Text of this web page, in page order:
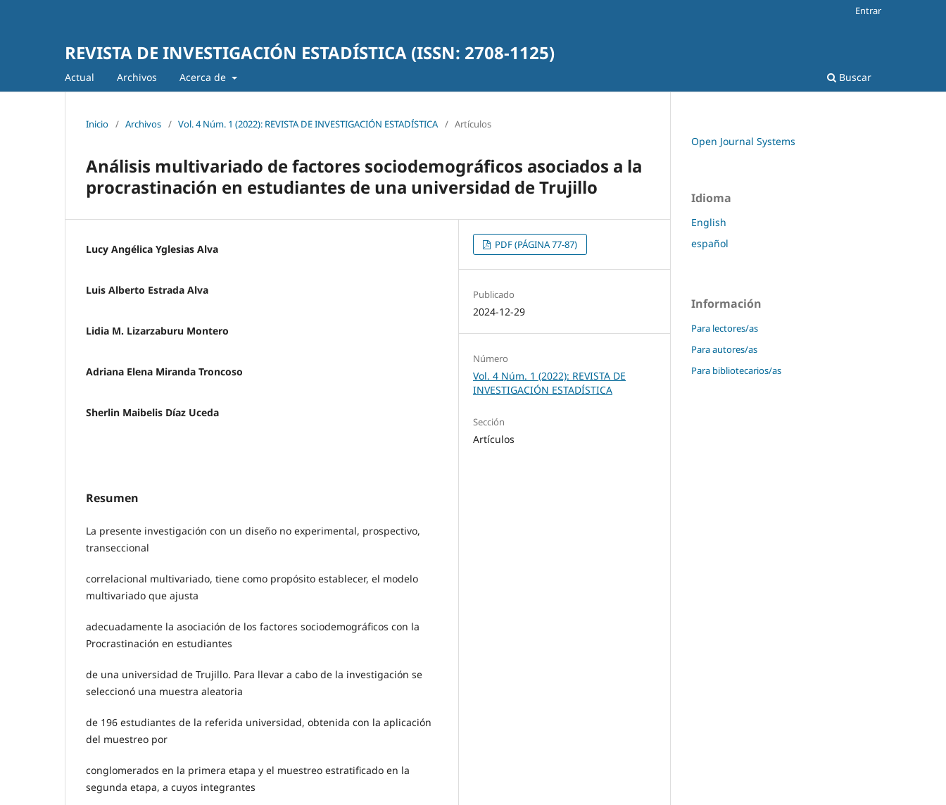
REVISTA DE INVESTIGACIÓN ESTADÍSTICA (ISSN: 2708-1125)
Actual Archivos Acerca de Buscar
Entrar
Inicio / Archivos / Vol. 4 Núm. 1 (2022): REVISTA DE INVESTIGACIÓN ESTADÍSTICA / Artículos
Análisis multivariado de factores sociodemográficos asociados a la
procrastinación en estudiantes de una universidad de Trujillo
Lucy Angélica Yglesias Alva
Luis Alberto Estrada Alva
Lidia M. Lizarzaburu Montero
Adriana Elena Miranda Troncoso
Sherlin Maibelis Díaz Uceda
Resumen
La presente investigación con un diseño no experimental, prospectivo,
transeccional
correlacional multivariado, tiene como propósito establecer, el modelo
multivariado que ajusta
adecuadamente la asociación de los factores sociodemográficos con la
Procrastinación en estudiantes
de una universidad de Trujillo. Para llevar a cabo de la investigación se
seleccionó una muestra aleatoria
de 196 estudiantes de la referida universidad, obtenida con la aplicación
del muestreo por
conglomerados en la primera etapa y el muestreo estratificado en la
segunda etapa, a cuyos integrantes
PDF (PÁGINA 77-87)
Publicado
2024-12-29
Número
Vol. 4 Núm. 1 (2022): REVISTA DE
INVESTIGACIÓN ESTADÍSTICA
Sección
Artículos
Open Journal Systems
Idioma
English
español
Información
Para lectores/as
Para autores/as
Para bibliotecarios/as